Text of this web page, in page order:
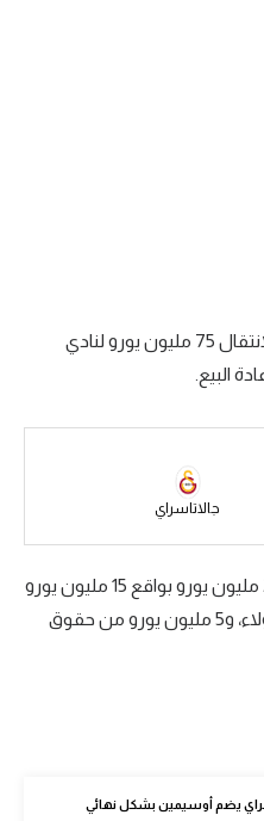
ووفقا للبيان الرسمي، فإن قيمة الانتقال 75 مليون يورو لنادي
جالاتاسراي
كما يبلغ راتب أوسيمين الإجمالي 21 مليون يورو بواقع 15 مليون يورو
كمبلغ ثابت، ومليون يورو مكافاة ولاء، و5 مليون يورو من حقوق
يضم أوسيمين بشكل نهائي